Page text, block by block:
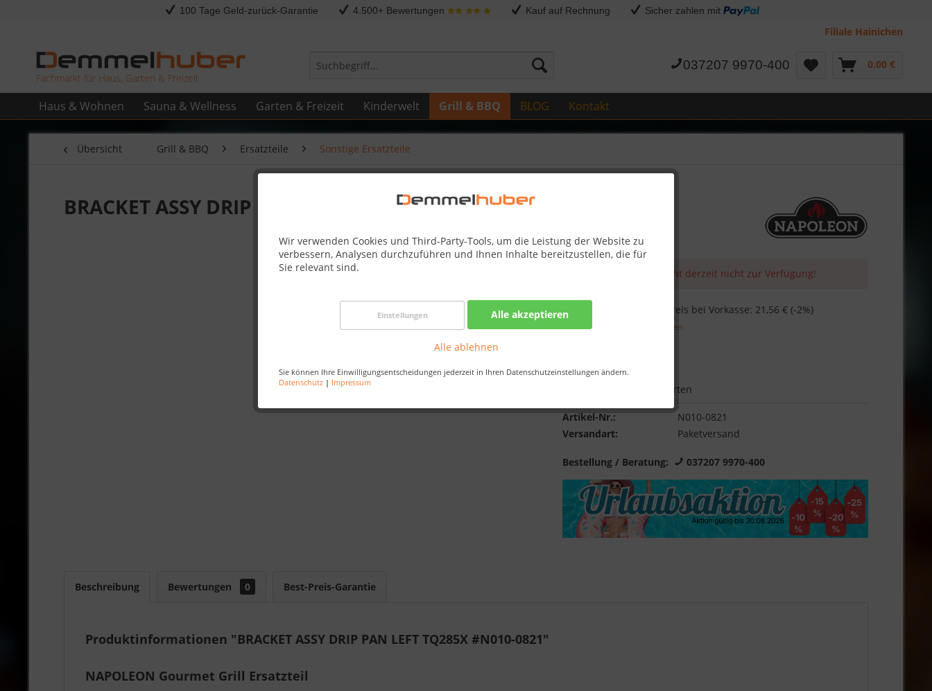
100 Tage Geld-zurück-Garantie 4.500+ Bewertungen Kauf auf Rechnung Sicher zahlen mit
Filiale Hainichen
Fachmarkt für Haus, Garten & Freizeit
037207 9970-400 0,00 €
Haus & Wohnen Sauna & Wellness Garten & Freizeit Kinderwelt Grill & BBQ BLOG Kontakt
Wir verwenden Cookies und Third-Party-Tools, um die Leistung der Website zu
verbessern, Analysen durchzuführen und Ihnen Inhalte bereitzustellen, die für
Sie relevant sind.
Einstellungen Alle akzeptieren
Alle ablehnen
Sie können Ihre Einwilligungsentscheidungen jederzeit in Ihren Datenschutzeinstellungen ändern.
Datenschutz | Impressum
Übersicht Grill & BBQ Ersatzteile Sonstige Ersatzteile
BRACKET ASSY DRIP PAN LEFT TQ285X #N010-0821
Dieser Artikel steht derzeit nicht zur Verfügung!
22,00 € Skonto-Preis bei Vorkasse: 21,56 € (-2%)
inkl. MwSt.
zzgl. Versandkosten
Bewerten
Artikel-Nr.:
N010-0821
Versandart:
Paketversand
Bestellung / Beratung: 037207 9970-400
Beschreibung Bewertungen 0 Best-Preis-Garantie
Produktinformationen "BRACKET ASSY DRIP PAN LEFT TQ285X #N010-0821"
NAPOLEON Gourmet Grill Ersatzteil